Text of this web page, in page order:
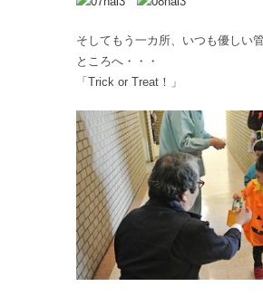
そしてもう一カ所、いつも優しい
ところへ・・・
「Trick or Treat！」